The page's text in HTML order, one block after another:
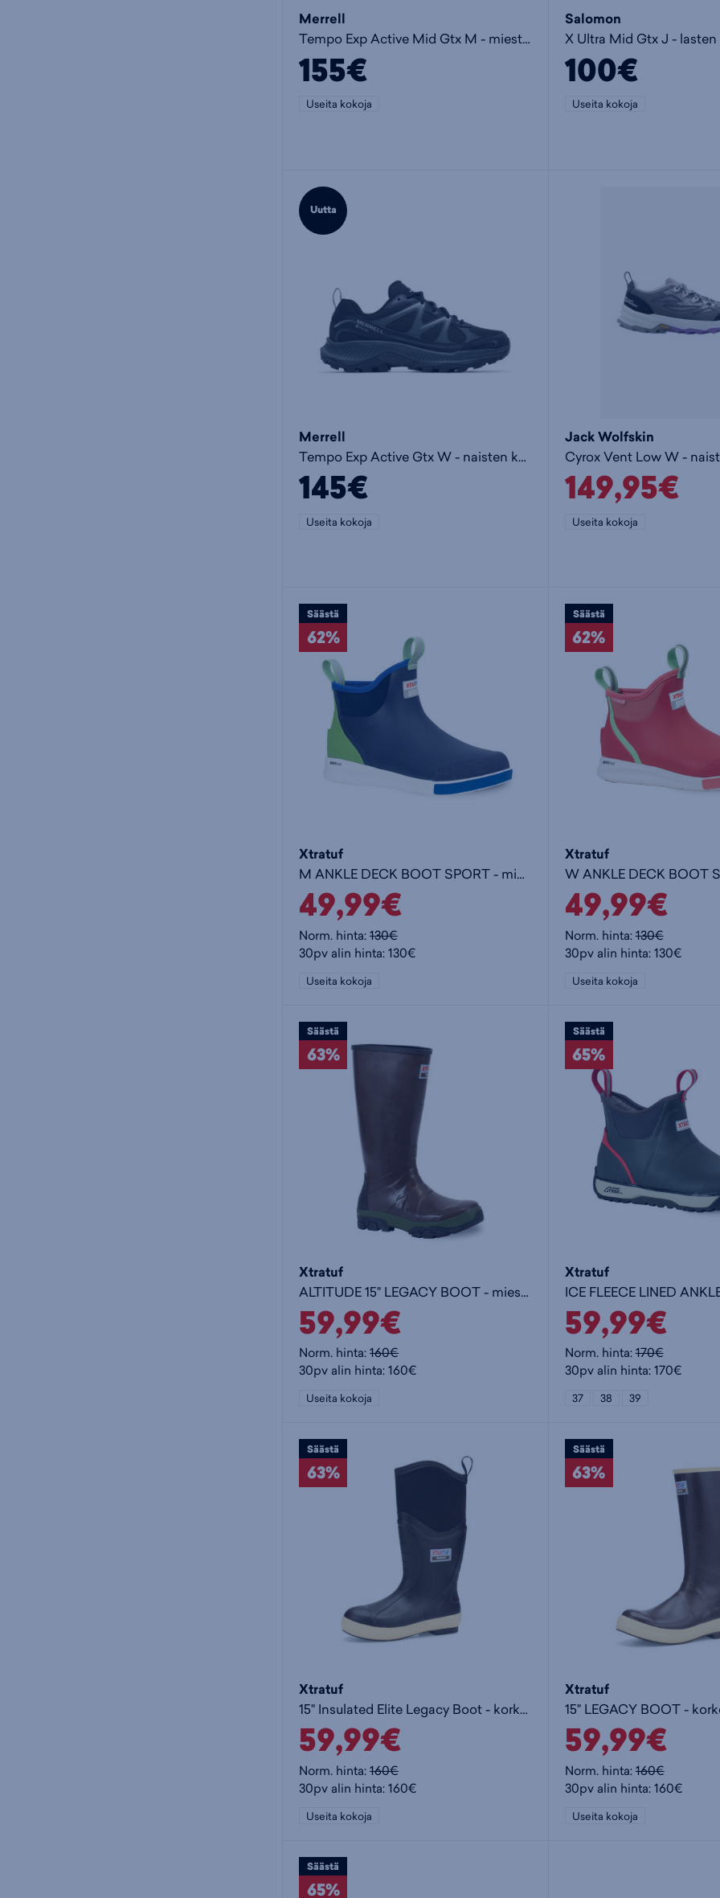
Merrell
Tempo Exp Active Mid Gtx M - miesten kävelykengät
155€
Useita kokoja
Salomon
100€
Useita kokoja
Uutta
Merrell
Tempo Exp Active Gtx W - naisten kävelykengät
145€
Useita kokoja
Jack Wolfskin
149,95€
Useita kokoja
Säästä
62%
Xtratuf
M ANKLE DECK BOOT SPORT - miesten matalavartiset kumisaappaat
49,99€
Norm. hinta:130€
30pv alin hinta: 130€
Useita kokoja
Säästä
62%
Xtratuf
49,99€
Norm. hinta:130€
30pv alin hinta: 130€
Useita kokoja
Säästä
63%
Xtratuf
ALTITUDE 15" LEGACY BOOT - miesten korkeavartiset kumisaappaat
59,99€
Norm. hinta:160€
30pv alin hinta: 160€
Useita kokoja
Säästä
65%
Xtratuf
59,99€
Norm. hinta:170€
30pv alin hinta: 170€
37 38 39
Säästä
63%
Xtratuf
15" Insulated Elite Legacy Boot - korkeavartiset kumisaappaat
59,99€
Norm. hinta:160€
30pv alin hinta: 160€
Useita kokoja
Säästä
63%
Xtratuf
59,99€
Norm. hinta:160€
30pv alin hinta: 160€
Useita kokoja
Säästä
65%